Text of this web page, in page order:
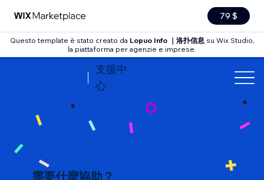
79 $
Questo template è stato creato da Lopuo Info ｜洛扑信息su Wix Studio,
la piattaforma per agenzie e imprese.